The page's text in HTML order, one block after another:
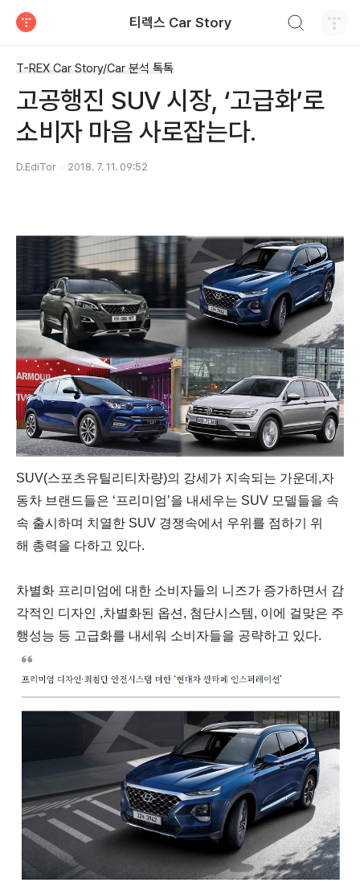
티렉스 Car Story
T-REX Car Story/Car 분석 톡톡
고공행진 SUV 시장, ‘고급화’로
소비자 마음 사로잡는다.
D.EdiTor 2018. 7. 11. 09:52
SUV(스포츠유틸리티차량)의 강세가 지속되는 가운데 ,자
동차 브랜드들은 ‘프리미엄’을 내세우는 SUV 모델들을 속
속 출시하며 치열한 SUV 경쟁속에서 우위를 점하기
위
해 총력을 다하고 있다.
차별화 프리미엄에 대한 소비자들의 니즈가 증가하면서 감
각적인 디자인 ,차별화된 옵션 , 첨단시스템, 이에 걸맞은 주
행성능 등 고급화를 내세워 소비자들을 공략하고 있다.